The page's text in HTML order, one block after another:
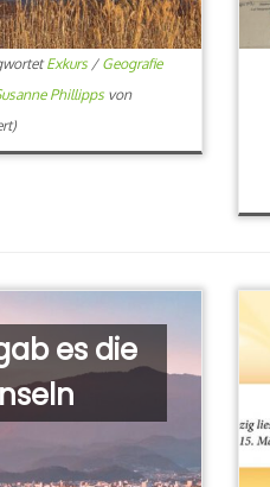
Exkurs / Geografie
Phillipps von
es die